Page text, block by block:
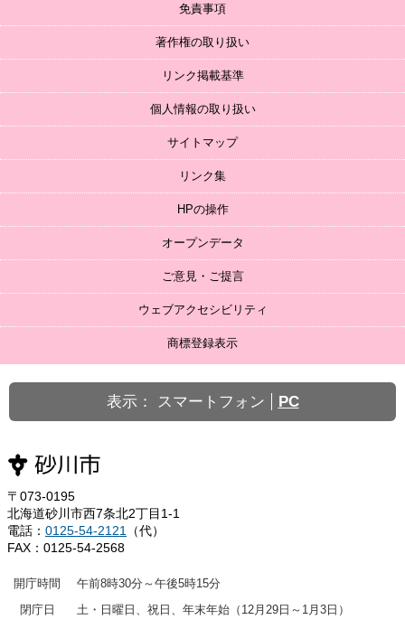
免責事項
著作権の取り扱い
リンク掲載基準
個人情報の取り扱い
サイトマップ
リンク集
HPの操作
オープンデータ
ご意見・ご提言
ウェブアクセシビリティ
商標登録表示
表示： スマートフォン PC
〒073-0195
北海道砂川市西7条北2丁目1-1
電話： 0125-54-2121 （代）
FAX：0125-54-2568
開庁時間
午前8時30分～午後5時15分
閉庁日
土・日曜日、祝日、年末年始（12月29日～1月3日）